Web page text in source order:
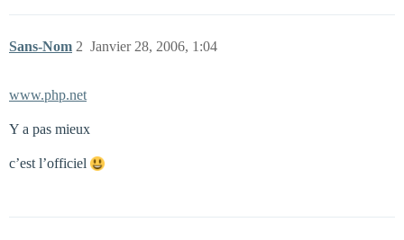
Sans-Nom Janvier 28, 2006, 1:04
2
www.php.net
Y a pas mieux
c’est l’officiel